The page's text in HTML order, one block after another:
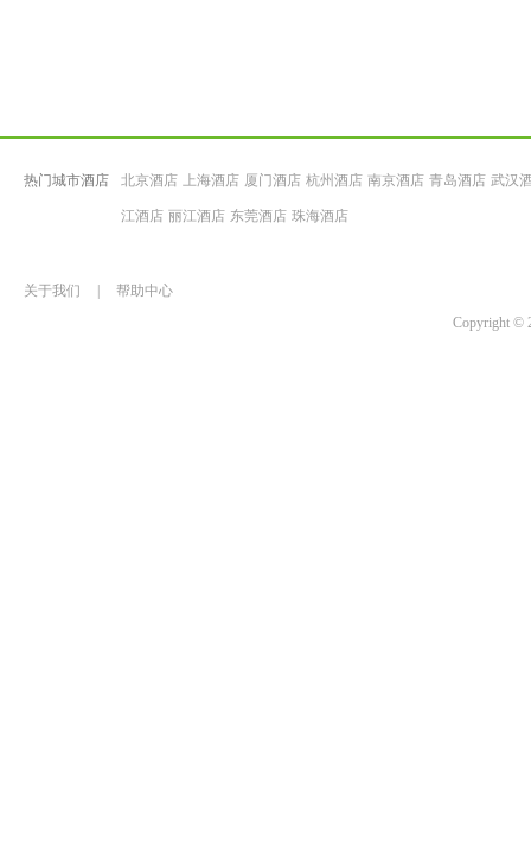
热门城市酒店 北京酒店 上海酒店 厦门酒店 杭州酒店 南京酒店 青岛酒店 武汉
江酒店 丽江酒店 东莞酒店 珠海酒店
关于我们
帮助中心
Copyright ©